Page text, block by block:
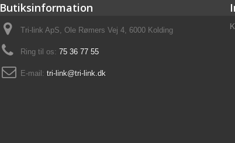
Butiksinformation
Tri-link ApS, Ole Rømers Vej 4, 6000 Kolding
Ring til os: 75 36 77 55
E-mail: tri-link@tri-link.dk